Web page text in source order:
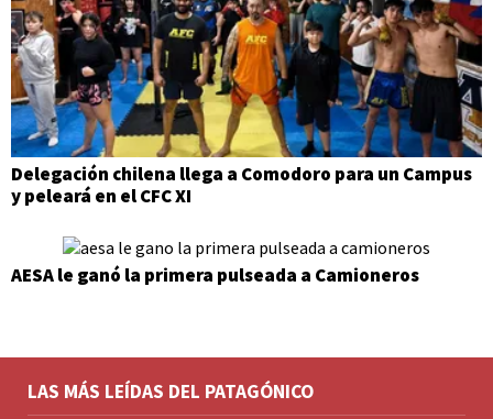
Delegación chilena llega a Comodoro para un Campus
y peleará en el CFC XI
AESA le ganó la primera pulseada a Camioneros
LAS MÁS LEÍDAS DEL PATAGÓNICO